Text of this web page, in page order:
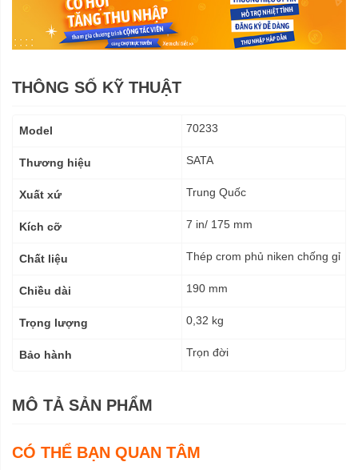
THÔNG SỐ KỸ THUẬT
kỹ
Model 70233
Thương hiệu SATA
Xuất xứ Trung Quốc
Kích cỡ 7 in/ 175 mm
Chất liệu Thép crom phủ niken chống gỉ
Chiều dài 190 mm
Trọng lượng 0,32 kg
Bảo hành Trọn đời
MÔ TẢ SẢN PHẨM
CÓ THỂ BẠN QUAN TÂM